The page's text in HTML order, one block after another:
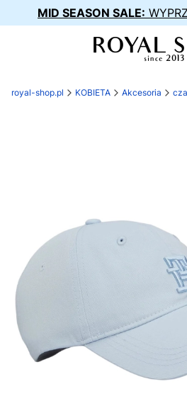
MID SEASON SALE:
royal-shop.pl KOBIETA Akcesoria